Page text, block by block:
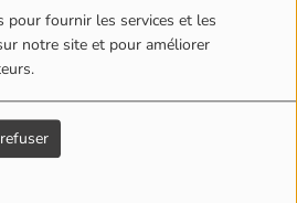
pour fournir les services et les
notre site et pour améliorer
C D E F G H
P
X
Y Z